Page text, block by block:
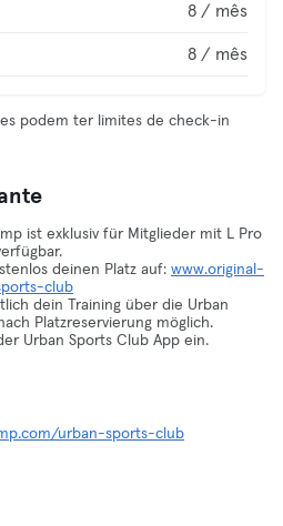
8 / mês
8 / mês
podem ter limites de check-in
ist exklusiv für Mitglieder mit L Pro
deinen Platz auf: www.original-
club
dein Training über die Urban
Platzreservierung möglich.
Urban Sports Club App ein.
urban-sports-club